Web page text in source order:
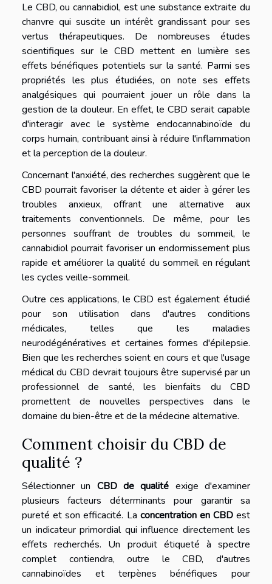
Le CBD, ou cannabidiol, est une substance extraite du
chanvre qui suscite un intérêt grandissant pour ses
vertus thérapeutiques. De nombreuses études
scientifiques sur le CBD mettent en lumière ses
effets bénéfiques potentiels sur la santé. Parmi ses
propriétés les plus étudiées, on note ses effets
analgésiques qui pourraient jouer un rôle dans la
gestion de la douleur. En effet, le CBD serait capable
d'interagir avec le système endocannabinoïde du
corps humain, contribuant ainsi à réduire l'inflammation
et la perception de la douleur.
Concernant l'anxiété, des recherches suggèrent que le
CBD pourrait favoriser la détente et aider à gérer les
troubles anxieux, offrant une alternative aux
traitements conventionnels. De même, pour les
personnes souffrant de troubles du sommeil, le
cannabidiol pourrait favoriser un endormissement plus
rapide et améliorer la qualité du sommeil en régulant
les cycles veille-sommeil.
Outre ces applications, le CBD est également étudié
pour son utilisation dans d'autres conditions
médicales, telles que les maladies
neurodégénératives et certaines formes d'épilepsie.
Bien que les recherches soient en cours et que l'usage
médical du CBD devrait toujours être supervisé par un
professionnel de santé, les bienfaits du CBD
promettent de nouvelles perspectives dans le
domaine du bien-être et de la médecine alternative.
Comment choisir du CBD de
qualité ?
Sélectionner un CBD de qualité exige d'examiner
plusieurs facteurs déterminants pour garantir sa
pureté et son efficacité. La concentration en CBDest
un indicateur primordial qui influence directement les
effets recherchés. Un produit étiqueté à spectre
complet contiendra, outre le CBD, d'autres
cannabinoïdes et terpènes bénéfiques pour